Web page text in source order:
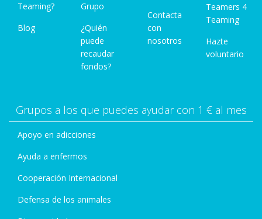
Teaming?
Blog
Grupo
¿Quién
puede
recaudar
fondos?
Contacta
con
nosotros
Teamers 4
Teaming
Hazte
voluntario
Grupos a los que puedes ayudar con 1 € al mes
Apoyo en adicciones
Ayuda a enfermos
Cooperación Internacional
Defensa de los animales